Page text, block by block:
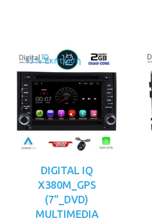
13% Έκπτωση
DIGITAL IQ
X380M_GPS
(7”_DVD)
MULTIMEDIA